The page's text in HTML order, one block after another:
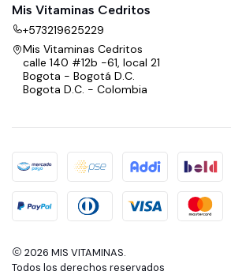
Mis Vitaminas Cedritos
+573219625229
Mis Vitaminas Cedritos
calle 140 #12b -61, local 21
Bogota - Bogotá D.C.
Bogota D.C. - Colombia
2026 MIS VITAMINAS.
Todos los derechos reservados